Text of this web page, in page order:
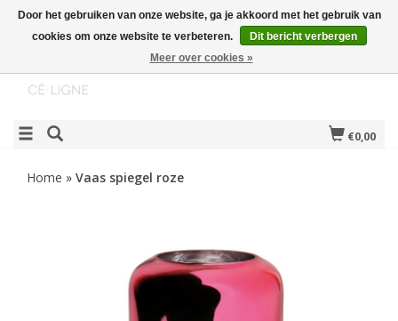
€0,00
Home » Vaas spiegel roze
Door het gebruiken van onze website, ga je akkoord met het gebruik van
cookies om onze website te verbeteren.
Dit bericht verbergen
Meer over cookies »